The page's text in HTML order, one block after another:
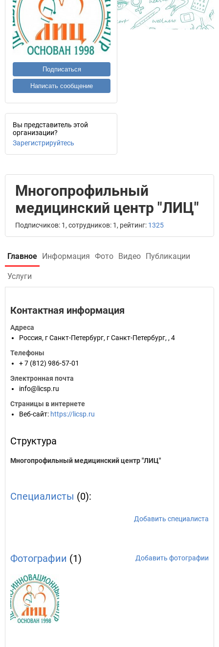
Подписаться
Написать сообщение
Вы представитель этой
организации?
Зарегистрируйтесь
Многопрофильный
медицинский центр "ЛИЦ"
Подписчиков: 1, сотрудников: 1, рейтинг: 1325
Главное Информация Фото Видео Публикации
Услуги
Контактная информация
Адреса
Россия, г Санкт-Петербург, г Санкт-Петербург, , 4
Телефоны
+ 7 (812) 986-57-01
Электронная почта
info@licsp.ru
Страницы в интернете
Веб-сайт: https://licsp.ru
Структура
Многопрофильный медицинский центр "ЛИЦ"
Специалисты (0):
Добавить специалиста
Фотографии (1) Добавить фотографии